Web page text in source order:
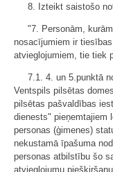
8. Izteikt saistošo
"7. Personām,
nosacījumiem ir
atvieglojumiem, tie tiek
7.1. 4. un 5.punktā
Ventspils pilsētas
pilsētas pašvaldības
dienests" pieņemtajiem
personas (ģimenes)
nekustamā īpašuma
personas atbilstību šo
atvieglojumu